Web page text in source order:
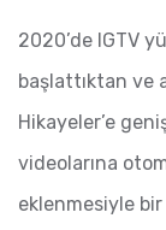
2020’de IGTV
başlattıktan ve
Hikayeler’e
videolarına
eklenmesiyle bir